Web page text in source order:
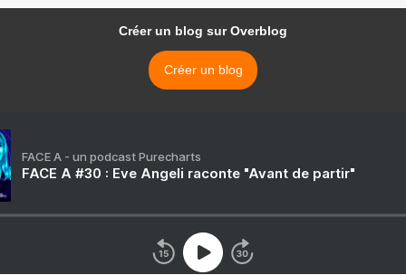
Créer un blog sur Overblog
Créer un blog
FACE A - un podcast Purecharts
FACE A #30 : Eve Angeli raconte "Avant de partir"